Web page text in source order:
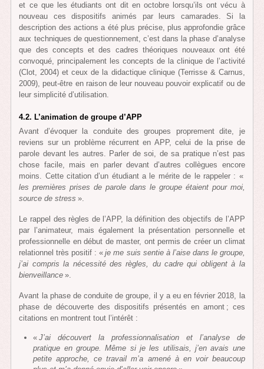
et ce que les étudiants ont dit en octobre lorsqu’ils ont vécu à
nouveau ces dispositifs animés par leurs camarades. Si la
description des actions a été plus précise, plus approfondie grâce
aux techniques de questionnement, c’est dans la phase d’analyse
que des concepts et des cadres théoriques nouveaux ont été
convoqué, principalement les concepts de la clinique de l’activité
(Clot, 2004) et ceux de la didactique clinique (Terrisse & Carnus,
2009), peut-être en raison de leur nouveau pouvoir explicatif ou de
leur simplicité d’utilisation.
4.2. L’animation de groupe d’APP
Avant d’évoquer la conduite des groupes proprement dite, je
reviens sur un problème récurrent en APP, celui de la prise de
parole devant les autres. Parler de soi, de sa pratique n’est pas
chose facile, mais en parler devant d’autres collègues encore
moins. Cette citation d’un étudiant a le mérite de le rappeler : «
les premières prises de parole dans le groupe étaient pour moi,
source de stress».
Le rappel des règles de l’APP, la définition des objectifs de l’APP
par l’animateur, mais également la présentation personnelle et
professionnelle en début de master, ont permis de créer un climat
relationnel très positif : «je me suis sentie à l’aise dans le groupe,
j’ai compris la nécessité des règles, du cadre qui obligent à la
bienveillance ».
Avant la phase de conduite de groupe, il y a eu en février 2018, la
phase de découverte des dispositifs présentés en amont ; ces
citations en montrent tout l’intérêt :
«J’ai découvert la professionnalisation et l’analyse de
pratique en groupe. Même si je les utilisais, j’en avais une
petite approche, ce travail m’a amené à en voir beaucoup